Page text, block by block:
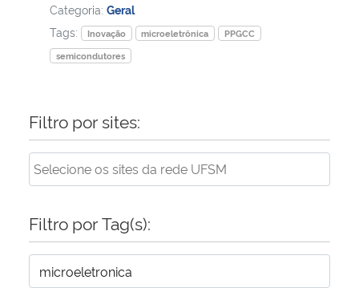
Categoria: Geral
Tags:
Inovação microeletrônica
PPGCC
semicondutores
Filtro por sites:
Filtro por Tag(s):